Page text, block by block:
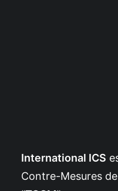
International ICS
Contre-Mesures